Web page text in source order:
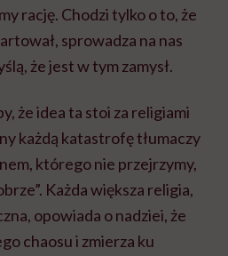
rację. Chodzi tylko o to, że
sprowadza na nas
że jest w tym zamysł.
że idea ta stoi za religiami
każdą katastrofę tłumaczy
którego nie przejrzymy,
Każda większa religia,
opowiada o nadziei, że
chaosu i zmierza ku